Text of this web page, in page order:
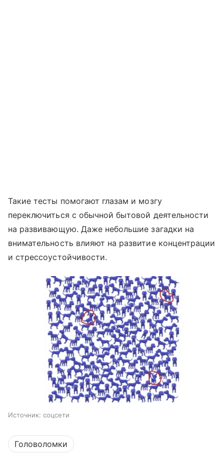
Такие тесты помогают глазам и мозгу
переключиться с обычной бытовой деятельности
на развивающую. Даже небольшие загадки на
внимательность влияют на развитие концентрации
и стрессоустойчивости.
Источник: соцсети
Головоломки